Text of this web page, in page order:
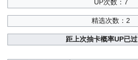
UP次数：7
精选次数：2
距上次抽卡概率UP已过